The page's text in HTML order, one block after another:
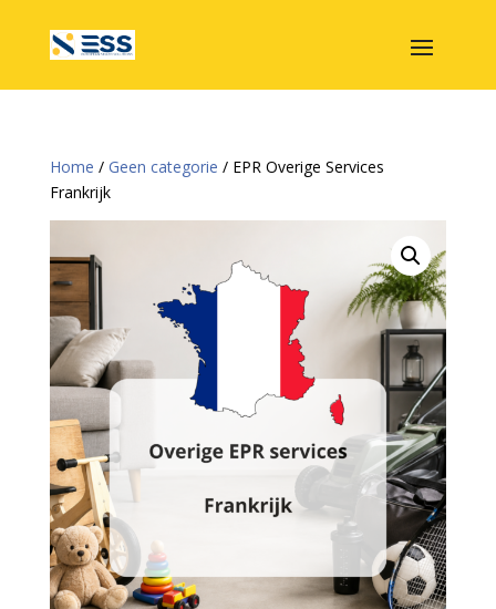
Home / Geen categorie / EPR Overige Services
Frankrijk